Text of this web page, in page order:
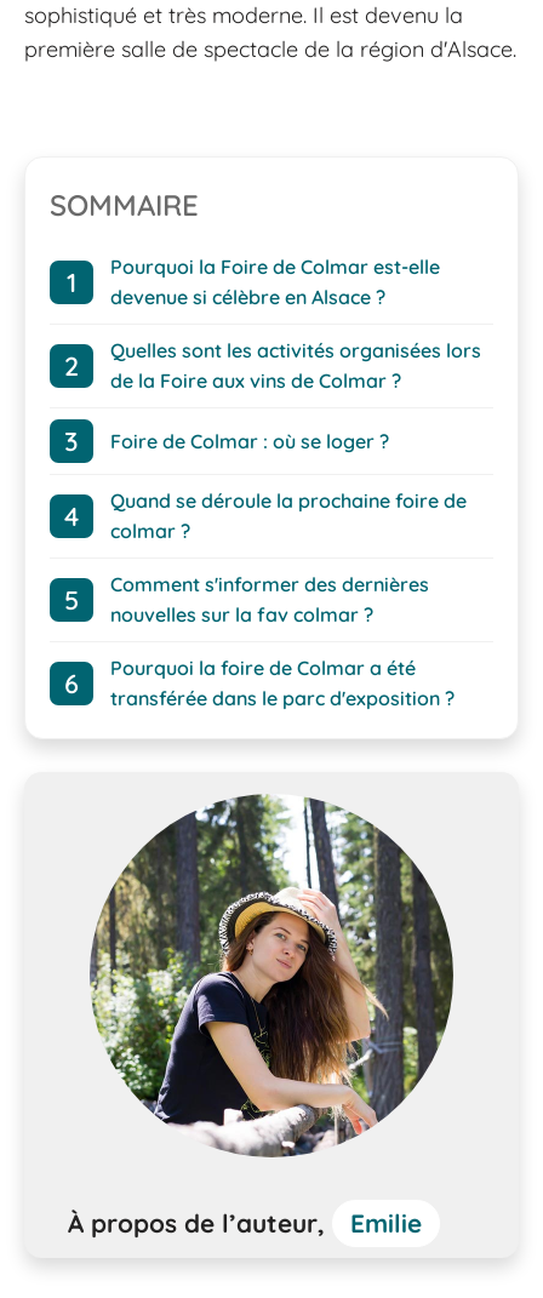
sophistiqué et très moderne. Il est devenu la
première salle de spectacle de la région d'Alsace.
SOMMAIRE
Pourquoi la Foire de Colmar est-elle
devenue si célèbre en Alsace ?
Quelles sont les activités organisées lors
de la Foire aux vins de Colmar ?
Foire de Colmar : où se loger ?
Quand se déroule la prochaine foire de
colmar ?
Comment s'informer des dernières
nouvelles sur la fav colmar ?
Pourquoi la foire de Colmar a été
transférée dans le parc d'exposition ?
À propos de l’auteur, Emilie